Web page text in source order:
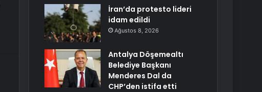
İran’da protesto lideri
idam edildi
Ağustos 8, 2026
Antalya Döşemealtı
Belediye Başkanı
Menderes Dal da
CHP’den istifa etti